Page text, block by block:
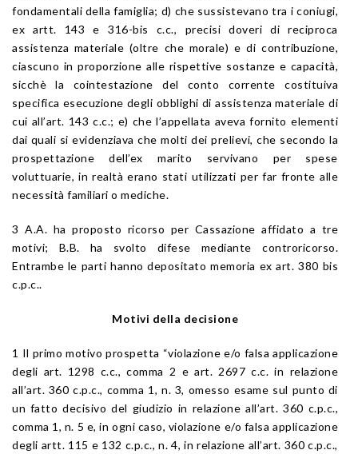
fondamentali della famiglia; d) che sussistevano tra i coniugi,
ex artt. 143 e 316-bis c.c., precisi doveri di reciproca
assistenza materiale (oltre che morale) e di contribuzione,
ciascuno in proporzione alle rispettive sostanze e capacità,
sicchè la cointestazione del conto corrente costituiva
specifica esecuzione degli obblighi di assistenza materiale di
cui all’art. 143 c.c.; e) che l’appellata aveva fornito elementi
dai quali si evidenziava che molti dei prelievi, che secondo la
prospettazione dell’ex marito servivano per spese
voluttuarie, in realtà erano stati utilizzati per far fronte alle
necessità familiari o mediche.
3 A.A. ha proposto ricorso per Cassazione affidato a tre
motivi; B.B. ha svolto difese mediante controricorso.
Entrambe le parti hanno depositato memoria ex art. 380 bis
c.p.c..
Motivi della decisione
1 Il primo motivo prospetta “violazione e/o falsa applicazione
degli art. 1298 c.c., comma 2 e art. 2697 c.c. in relazione
all’art. 360 c.p.c., comma 1, n. 3, omesso esame sul punto di
un fatto decisivo del giudizio in relazione all’art. 360 c.p.c.,
comma 1, n. 5 e, in ogni caso, violazione e/o falsa applicazione
degli artt. 115 e 132 c.p.c., n. 4, in relazione all’art. 360 c.p.c.,